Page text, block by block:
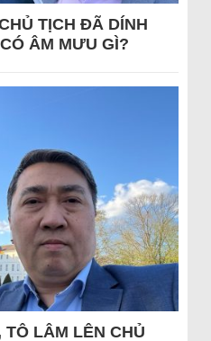
TỊCH ĐÃ DÍNH
ÂM MƯU GÌ?
LÂM LÊN CHỦ